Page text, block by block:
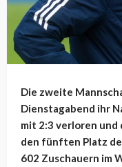
Die zweite
Dienstagabend ihr
mit 2:3 verloren und
den fünften Platz
602 Zuschauern im